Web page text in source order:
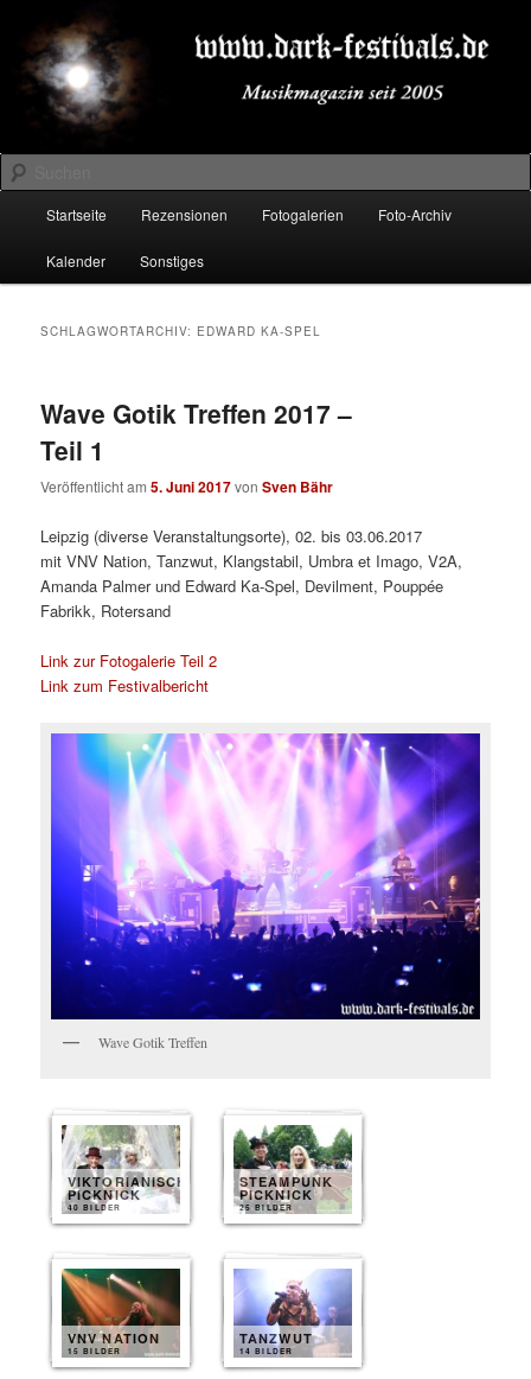
primären
Inhalt
springen
sekundären
Inhalt
springenDARK-FESTIVALS.DE
Suchen
Startseite Rezensionen Fotogalerien Foto-Archiv
Kalender Sonstiges
SCHLAGWORTARCHIV: EDWARD KA-SPEL
Wave Gotik Treffen 2017 –
Teil 1
Veröffentlicht am5. Juni 2017vonSven Bähr
Leipzig (diverse Veranstaltungsorte), 02. bis 03.06.2017
mitVNV Nation, Tanzwut, Klangstabil, Umbra et Imago, V2A,
Amanda Palmer und Edward Ka-Spel, Devilment, Pouppée
Fabrikk, Rotersand
Link zur Fotogalerie Teil 2
Link zum Festivalbericht
Wave Gotik Treffen
VIKTORIANISCHES
PICKNICK
40 BILDER
STEAMPUNK
PICKNICK
25 BILDER
VNV NATION
15 BILDER
TANZWUT
14 BILDER